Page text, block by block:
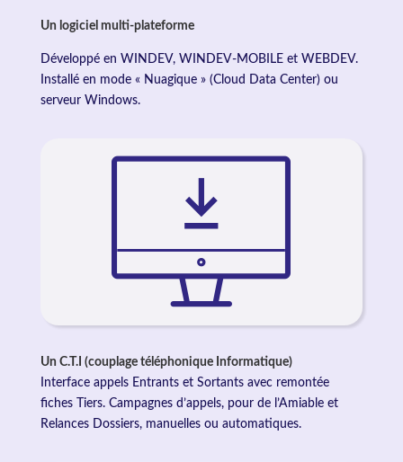
Un logiciel multi-plateforme
Développé en WINDEV, WINDEV-MOBILE et WEBDEV.
Installé en mode « Nuagique » (Cloud Data Center) ou
serveur Windows.
Un C.T.I (couplage téléphonique Informatique)
Interface appels Entrants et Sortants avec remontée
fiches Tiers. Campagnes d’appels, pour de l’Amiable et
Relances Dossiers, manuelles ou automatiques.